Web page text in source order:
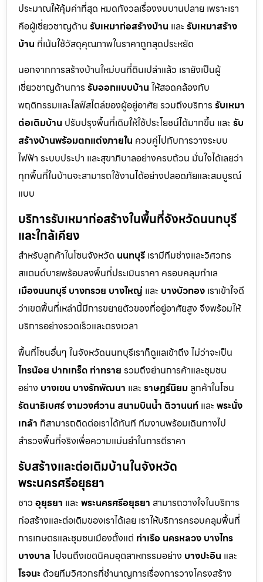
ประมาณให้คุ้มค่าที่สุด หมดกังวลเรื่องงบบานปลาย เพราะเรา
คือผู้เชี่ยวชาญด้าน รับเหมาก่อสร้างบ้าน และ รับเหมาสร้าง
บ้าน ที่เน้นใช้วัสดุคุณภาพในราคาถูกสุดประหยัด
นอกจากการสร้างบ้านใหม่บนที่ดินเปล่าแล้ว เรายังเป็นผู้
เชี่ยวชาญด้านการ รับออกแบบบ้าน ให้สอดคล้องกับ
พฤติกรรมและไลฟ์สไตล์ของผู้อยู่อาศัย รวมถึงบริการ รับเหมา
ต่อเติมบ้าน ปรับปรุงพื้นที่เดิมให้ใช้ประโยชน์ได้มากขึ้น และ รับ
สร้างบ้านพร้อมตกแต่งภายใน ควบคู่ไปกับการวางระบบ
ไฟฟ้า ระบบประปา และสุขาภิบาลอย่างครบถ้วน มั่นใจได้เลยว่า
ทุกพื้นที่ในบ้านจะสามารถใช้งานได้อย่างปลอดภัยและสมบูรณ์
แบบ
บริการรับเหมาก่อสร้างในพื้นที่จังหวัดนนทบุรี
และใกล้เคียง
สำหรับลูกค้าในโซนจังหวัด นนทบุรี เรามีทีมช่างและวิศวกร
สแตนด์บายพร้อมลงพื้นที่ประเมินราคา ครอบคลุมทำเล
เมืองนนทบุรี บางกรวย บางใหญ่ และ บางบัวทอง เราเข้าใจดี
ว่าเขตพื้นที่เหล่านี้มีการขยายตัวของที่อยู่อาศัยสูง จึงพร้อมให้
บริการอย่างรวดเร็วและตรงเวลา
พื้นที่โซนอื่นๆ ในจังหวัดนนทบุรีเราก็ดูแลเข้าถึง ไม่ว่าจะเป็น
ไทรน้อย ปากเกร็ด ท่าทราย รวมถึงย่านการค้าและชุมชน
อย่าง บางเขน บางรักพัฒนา และ ราษฎร์นิยม ลูกค้าในโซน
รัตนาธิเบศร์งามวงศ์วาน สนามบินน้ำ ติวานนท์ และ พระนั่ง
เกล้า ก็สามารถติดต่อเราได้ทันที ทีมงานพร้อมเดินทางไป
สำรวจพื้นที่จริงเพื่อความแม่นยำในการตีราคา
รับสร้างและต่อเติมบ้านในจังหวัด
พระนครศรีอยุธยา
ชาว อุยุธยา และ พระนครศรีอยุธยา สามารถวางใจในบริการ
ก่อสร้างและต่อเติมของเราได้เลย เราให้บริการครอบคลุมพื้นที่
การเกษตรและชุมชนเมืองตั้งแต่ ท่าเรือ นครหลวง บางไทร
บางบาล ไปจนถึงเขตนิคมอุตสาหกรรมอย่าง บางปะอิน และ
โรจนะ ด้วยทีมวิศวกรที่ชำนาญการเรื่องการวางโครงสร้าง